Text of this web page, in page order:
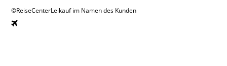
©ReiseCenterLeikauf im Namen des Kunden